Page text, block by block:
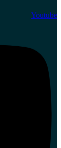
Youtube